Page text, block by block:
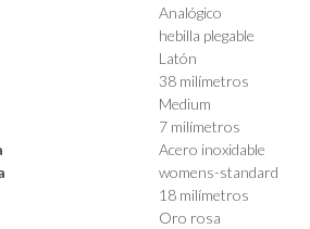
Analógico
hebilla plegable
Latón
38 milímetros
Medium
7 milímetros
Acero inoxidable
womens-standard
18 milímetros
Oro rosa